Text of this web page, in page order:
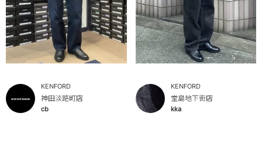
KENFORD
神田淡路町店
cb
KENFORD
堂島地下街店
kka